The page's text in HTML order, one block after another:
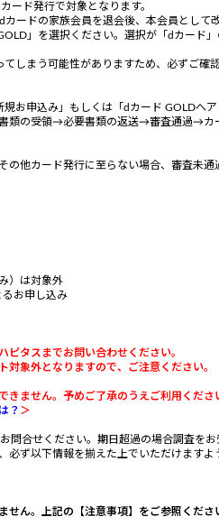
ード発行で対象となります。
ードの家族会員を退会後、本会員として
」を選択ください。選択が「dカード
しまう可能性がありますため、必ずご確認
お申込み」もしくは「dカード GOLDへ
類の受領→必要書類の返送→審査通過→カ
の他カード発行に至らない場合、審査未通
）は対象外
お申し込み
ピタスまでお問い合わせください。
対象外となりますので、ご注意ください。
きません。予めご了承のうえご利用くだ
？ ＞
問合せください。期日超過の場合調査を
ず以下情報を揃えた上でいただけますよ
ん。上記の【注意事項】をご参照くださ